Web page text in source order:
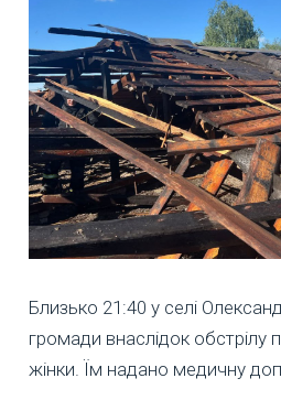
Близько 21:40 у селі
громади внаслідок обстрілу
жінки. Їм надано медичну